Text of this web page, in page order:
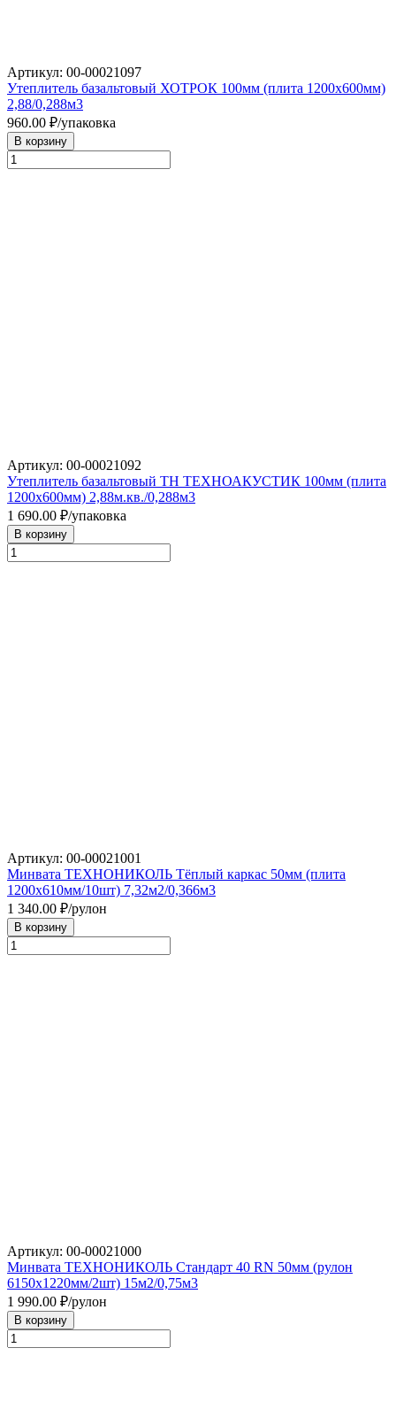
Артикул: 00-00021097
Утеплитель базальтовый ХОТРОК 100мм (плита 1200х600мм)
2,88/0,288м3
960.00 ₽/упаковка
В корзину
Артикул: 00-00021092
Утеплитель базальтовый ТН ТЕХНОАКУСТИК 100мм (плита
1200х600мм) 2,88м.кв./0,288м3
1 690.00 ₽/упаковка
В корзину
Артикул: 00-00021001
Минвата ТЕХНОНИКОЛЬ Тёплый каркас 50мм (плита
1200х610мм/10шт) 7,32м2/0,366м3
1 340.00 ₽/рулон
В корзину
Артикул: 00-00021000
Минвата ТЕХНОНИКОЛЬ Стандарт 40 RN 50мм (рулон
6150х1220мм/2шт) 15м2/0,75м3
1 990.00 ₽/рулон
В корзину